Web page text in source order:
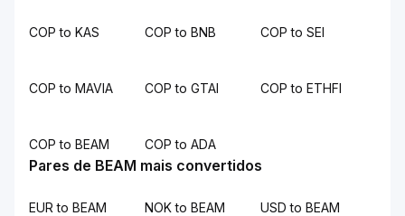
COP to KAS COP to BNB COP to SEI
COP to MAVIA COP to GTAI COP to ETHFI
COP to BEAM COP to ADA
Pares de BEAM mais convertidos
EUR to BEAM NOK to BEAM USD to BEAM